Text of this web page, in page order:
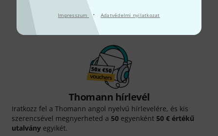
Impresszum · Adatvédelmi nyilatkozat
Thomann hírlevél
Iratkozz fel a Thomann angol nyelvű hírlevelére, és kis
szerencsével megnyerheted a 50 egyenként 50 € értékű
utalvány egyikét.